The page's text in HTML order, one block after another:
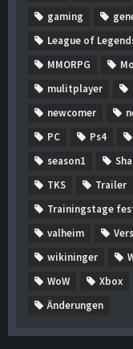
gaming
League of
MMORPG
mulitplayer
newcomer
PC
Ps4
season1
TKS
Trailer
Trainingstage
valheim
wikininger
WoW
Xbox
Änderungen